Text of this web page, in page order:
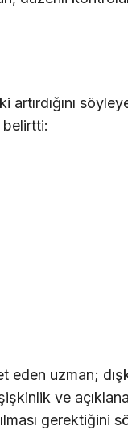
belirtti:
eden uzman;
ve
gerektiğini